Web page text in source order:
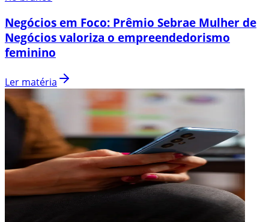
Negócios em Foco: Prêmio Sebrae Mulher de
Negócios valoriza o empreendedorismo
feminino
Ler matéria